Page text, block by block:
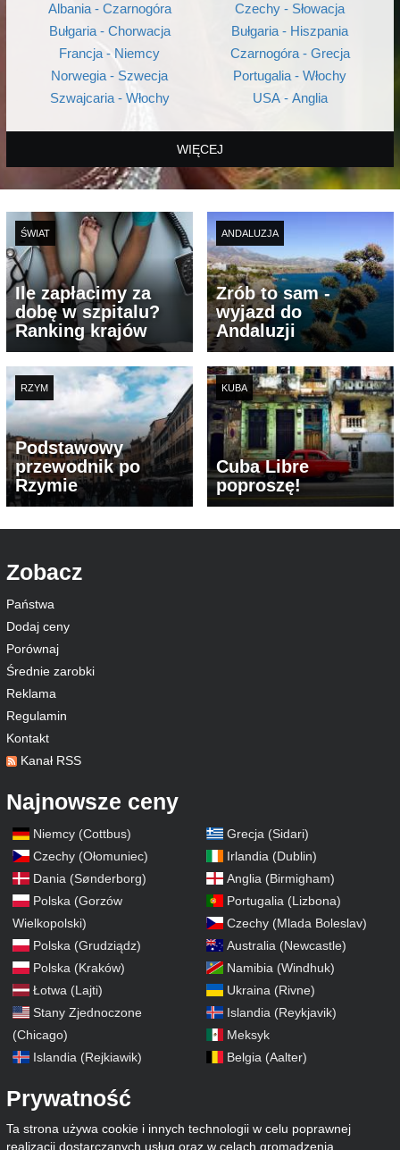
Albania - Czarnogóra
Bułgaria - Chorwacja
Francja - Niemcy
Norwegia - Szwecja
Szwajcaria - Włochy
Czechy - Słowacja
Bułgaria - Hiszpania
Czarnogóra - Grecja
Portugalia - Włochy
USA - Anglia
WIĘCEJ
ŚWIAT
Ile zapłacimy za
dobę w szpitalu?
Ranking krajów
ANDALUZJA
Zrób to sam -
wyjazd do
Andaluzji
RZYM
Podstawowy
przewodnik po
Rzymie
KUBA
Cuba Libre
poproszę!
Zobacz
Państwa
Dodaj ceny
Porównaj
Średnie zarobki
Reklama
Regulamin
Kontakt
Kanał RSS
Najnowsze ceny
Niemcy (Cottbus)
Czechy (Ołomuniec)
Dania (Sønderborg)
Polska (Gorzów
Wielkopolski)
Polska (Grudziądz)
Polska (Kraków)
Łotwa (Lajti)
Stany Zjednoczone
(Chicago)
Islandia (Rejkiawik)
Grecja (Sidari)
Irlandia (Dublin)
Anglia (Birmigham)
Portugalia (Lizbona)
Czechy (Mlada Boleslav)
Australia (Newcastle)
Namibia (Windhuk)
Ukraina (Rivne)
Islandia (Reykjavik)
Meksyk
Belgia (Aalter)
Prywatność
Ta strona używa cookie i innych technologii w celu poprawnej
realizacji dostarczanych usług oraz w celach gromadzenia